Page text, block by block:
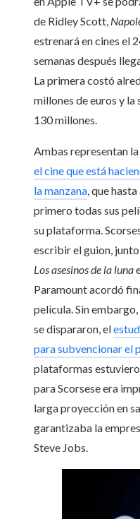
de Ridley Scott,
estrenará en cines el
semanas después
La primera costó
millones de euros y la
130 millones.
Ambas representan la
el cine que está
la manzana, que
primero todas sus
su plataforma.
escribir el guion,
Los asesinos de la luna
Paramount acordó
película. Sin
se dispararon, el
para subvencionar el
plataformas
para Scorsese era
larga proyección en
garantizaba la
Steve Jobs.